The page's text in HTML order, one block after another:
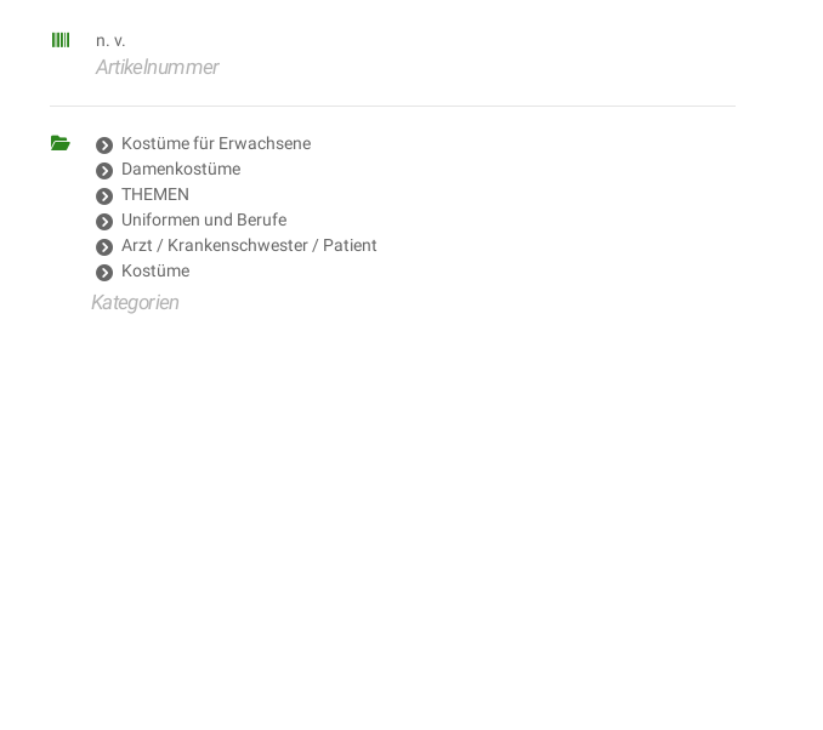
n. v.
Artikelnummer
Kostüme für Erwachsene
Damenkostüme
THEMEN
Uniformen und Berufe
Arzt / Krankenschwester / Patient
Kostüme
Kategorien